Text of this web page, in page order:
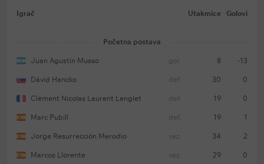
jedino je Barcelona bolja (6,9).
prolazila je opklada da oba tima daju gol.
Očekivani sastav (4-3-3):
Jan Oblak — Markos
Ljorente, Mark Pubil, David Hanko, Mateo Rudžeri —
Obed Vargas, Koke, Aleks Baena — Đovani
Igrač Utakmice Golovi
Početna postava
Juan Agustín Musso gol. 8 -13
Dávid Hancko def. 30 0
Clément Nicolas Laurent Lenglet def. 19 0
Marc Pubill def. 19 1
Jorge Resurrección Merodio vez. 34 2
Marcos Llorente vez. 29 0